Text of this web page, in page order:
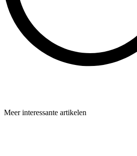
Meer interessante artikelen